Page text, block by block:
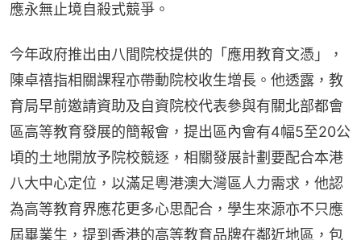
應永無止境自殺式競爭。
今年政府推出由八間院校提供的「應用教育文憑」，
陳卓禧指相關課程亦帶動院校收生增長。他透露，教
育局早前邀請資助及自資院校代表參與有關北部都會
區高等教育發展的簡報會，提出區內會有4幅5至20公
頃的土地開放予院校競逐，相關發展計劃要配合本港
八大中心定位，以滿足粵港澳大灣區人力需求，他認
為高等教育界應花更多心思配合，學生來源亦不只應
屆畢業生，提到香港的高等教育品牌在鄰近地區，包